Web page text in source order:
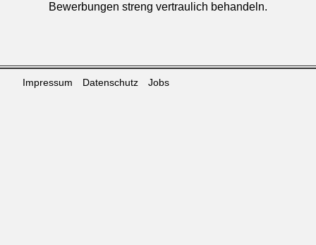
Bewerbungen streng vertraulich behandeln.
Impressum Datenschutz Jobs